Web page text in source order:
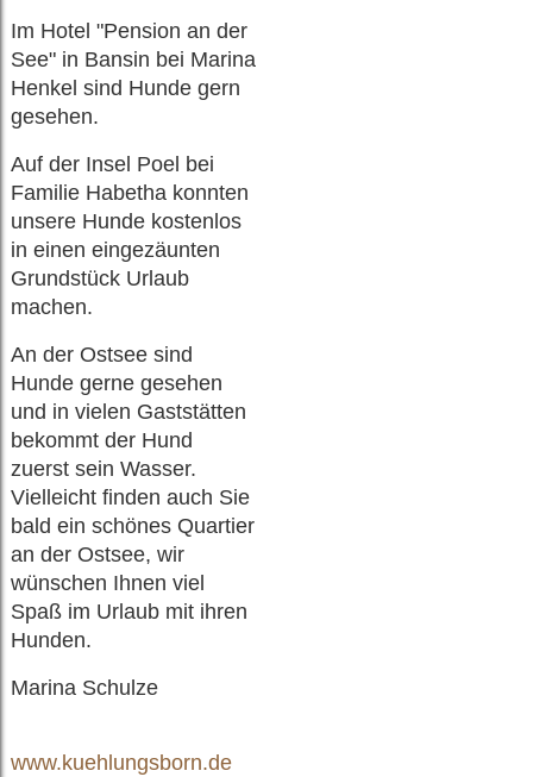
Im Hotel "Pension an der
See" in Bansin bei Marina
Henkel sind Hunde gern
gesehen.
Auf der Insel Poel bei
Familie Habetha konnten
unsere Hunde kostenlos
in einen eingezäunten
Grundstück Urlaub
machen.
An der Ostsee sind
Hunde gerne gesehen
und in vielen Gaststätten
bekommt der Hund
zuerst sein Wasser.
Vielleicht finden auch Sie
bald ein schönes Quartier
an der Ostsee, wir
wünschen Ihnen viel
Spaß im Urlaub mit ihren
Hunden.
Marina Schulze
www.kuehlungsborn.de